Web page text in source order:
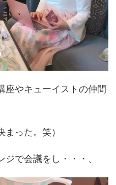
座やキューイストの仲間
った。笑）
で会議をし・・・、